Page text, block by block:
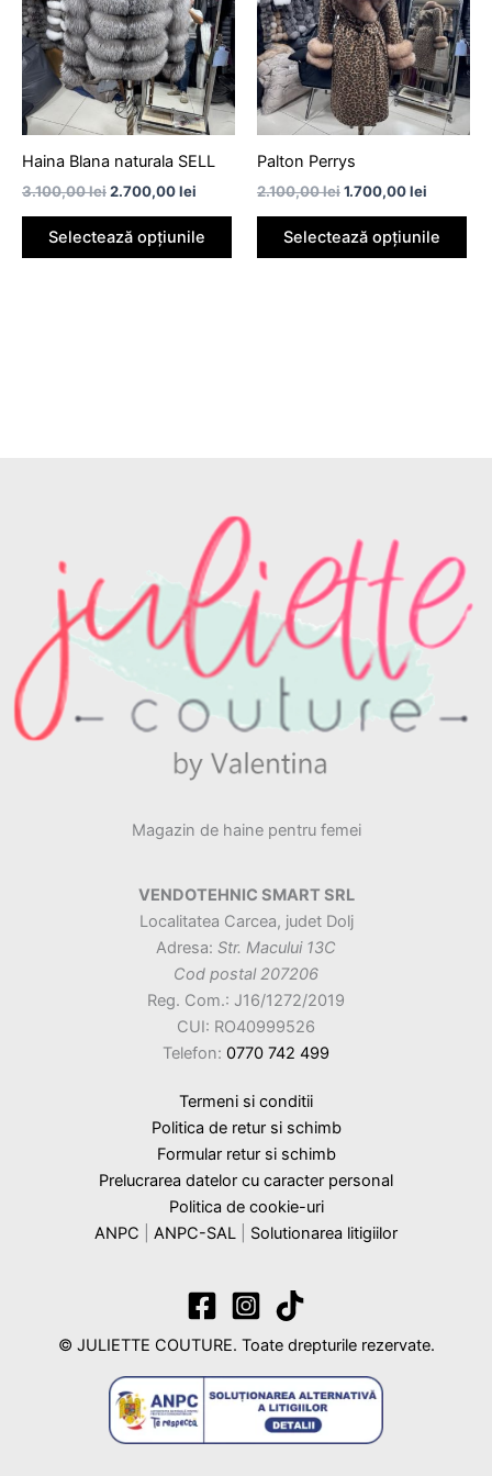
Haina Blana naturala SELL
3.100,00lei
3.100,00 lei.
2.700,00lei
Selectează opțiunile
mai
multe
variații.
Opțiunile
pot
alese
produsului.
Palton Perrys
2.100,00lei
2.100,00 lei.
1.700,00lei
Selectează opțiunile
mai
Magazin de haine pentru femei
VENDOTEHNIC SMART SRL
Localitatea Carcea, judet Dolj
Adresa: Str. Macului 13C
Cod postal 207206
Reg. Com.: J16/1272/2019
CUI: RO40999526
Telefon: 0770 742 499
Termeni si conditii
Politica de retur si schimb
Formular retur si schimb
Prelucrarea datelor cu caracter personal
Politica de cookie-uri
ANPC
ANPC-SAL Solutionarea litigiilor
© JULIETTE COUTURE. Toate drepturile rezervate.